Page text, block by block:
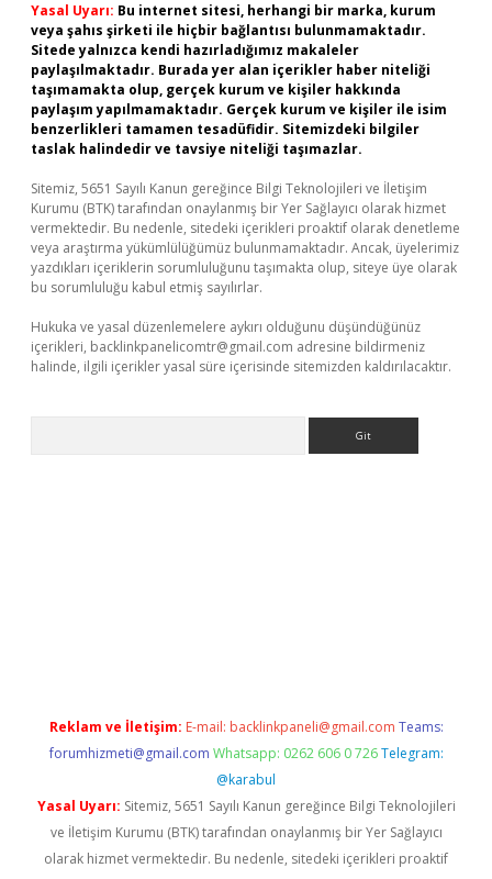
Yasal Uyarı: Bu internet sitesi, herhangi bir marka, kurum
veya şahıs şirketi ile hiçbir bağlantısı bulunmamaktadır.
Sitede yalnızca kendi hazırladığımız makaleler
paylaşılmaktadır. Burada yer alan içerikler haber niteliği
taşımamakta olup, gerçek kurum ve kişiler hakkında
paylaşım yapılmamaktadır. Gerçek kurum ve kişiler ile isim
benzerlikleri tamamen tesadüfidir. Sitemizdeki bilgiler
taslak halindedir ve tavsiye niteliği taşımazlar.
Sitemiz, 5651 Sayılı Kanun gereğince Bilgi Teknolojileri ve İletişim
Kurumu (BTK) tarafından onaylanmış bir Yer Sağlayıcı olarak hizmet
vermektedir. Bu nedenle, sitedeki içerikleri proaktif olarak denetleme
veya araştırma yükümlülüğümüz bulunmamaktadır. Ancak, üyelerimiz
yazdıkları içeriklerin sorumluluğunu taşımakta olup, siteye üye olarak
bu sorumluluğu kabul etmiş sayılırlar.
Hukuka ve yasal düzenlemelere aykırı olduğunu düşündüğünüz
içerikleri, backlinkpanelicomtr@gmail.com adresine bildirmeniz
halinde, ilgili içerikler yasal süre içerisinde sitemizden kaldırılacaktır.
Reklam ve İletişim: E-mail: backlinkpaneli@gmail.com Teams:
forumhizmeti@gmail.com Whatsapp: 0262 606 0 726 Telegram:
@karabul
Yasal Uyarı: Sitemiz, 5651 Sayılı Kanun gereğince Bilgi Teknolojileri
ve İletişim Kurumu (BTK) tarafından onaylanmış bir Yer Sağlayıcı
olarak hizmet vermektedir. Bu nedenle, sitedeki içerikleri proaktif